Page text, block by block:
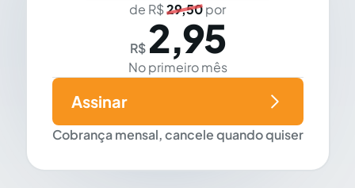
de R$29,50por
R$ 2,95
No primeiro mês
Cobrança mensal, cancele quando quiser
Assinar